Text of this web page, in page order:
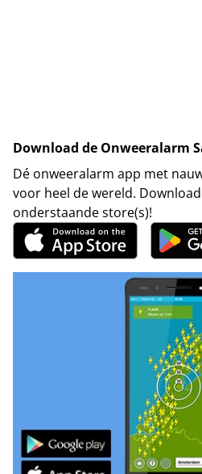
Download de Onweeralarm
Dé onweeralarm app met
voor heel de wereld.
onderstaande store(s)!